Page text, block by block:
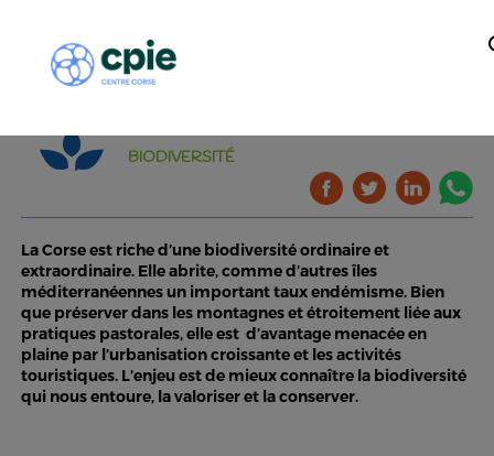
BIODIVERSITÉ
La Corse est riche d’une biodiversité ordinaire et
extraordinaire. Elle abrite, comme d’autres îles
méditerranéennes un important taux endémisme. Bien
que préserver dans les montagnes et étroitement liée aux
pratiques pastorales, elle est d’avantage menacée en
plaine par l’urbanisation croissante et les activités
touristiques. L’enjeu est de mieux connaître la biodiversité
qui nous entoure, la valoriser et la conserver.